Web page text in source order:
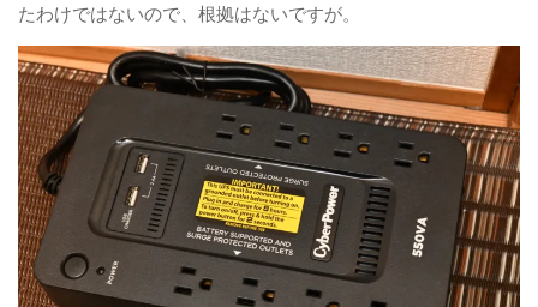
たわけではないので、根拠はないですが。